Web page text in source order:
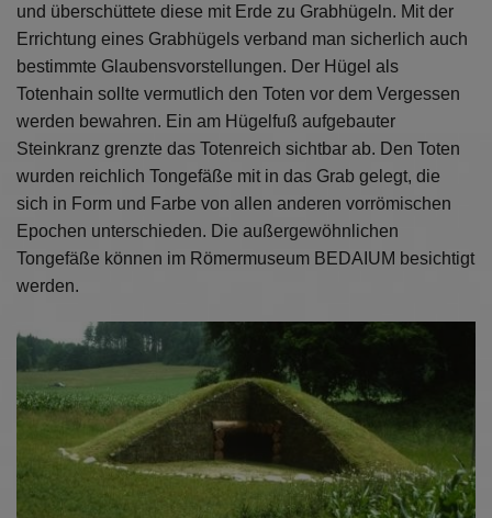
Diese Website nutzt Matomo Analytics für die Auswertung der
ausschließlich auf unseren eigenen Servern gespeichert. Eine
Übertragung an Dritte erfolgt nicht. Wir verwenden die Funktion
AnonymizeIP zur Anonymisierung Ihrer IP-Adresse, so dass diese gekürzt
wird und nicht mehr Ihrem Besuch auf unserer Internetseite zugeordnet
werden kann.
YouTube / Vimeo
Videos werden über die Plattformen YouTube oder Vimeo eingebunden.
bewirkt laut YouTube, dass YouTube keine Informationen über die
Besucher auf dieser Website speichert, bevor diese sich das Video
ansehen.
Eingebundene Inhalte
Optional sind externe Inhalte auf den Seiten dieser Website
eingebunden. Das können Kartendienste wie z.B. Google Maps sein
oder auch Anwendungen einer externen Website.
und überschüttete diese mit Erde zu Grabhügeln. Mit der
Errichtung eines Grabhügels verband man sicherlich auch
bestimmte Glaubensvorstellungen. Der Hügel als
Totenhain sollte vermutlich den Toten vor dem Vergessen
werden bewahren. Ein am Hügelfuß aufgebauter
Steinkranz grenzte das Totenreich sichtbar ab. Den Toten
wurden reichlich Tongefäße mit in das Grab gelegt, die
sich in Form und Farbe von allen anderen vorrömischen
Epochen unterschieden. Die außergewöhnlichen
Tongefäße können im Römermuseum BEDAIUM besichtigt
werden.